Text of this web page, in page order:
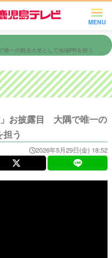
MENU
一の観光大使として地域PRを担う
お披露目 大隅で唯一の
担う
2026年5月29日(金) 18:52